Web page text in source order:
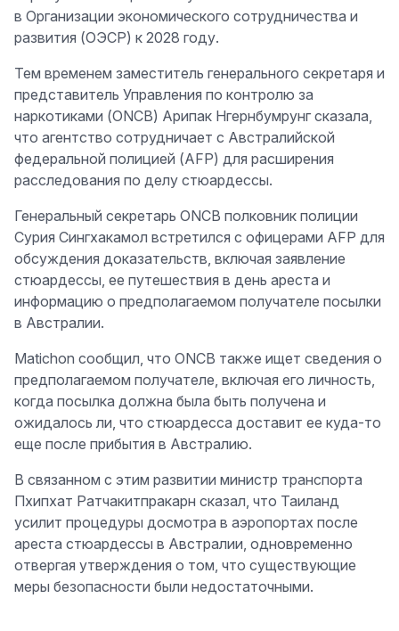
в Организации экономического сотрудничества и
развития (ОЭСР) к 2028 году.
Тем временем заместитель генерального секретаря и
представитель Управления по контролю за
наркотиками (ONCB) Арипак Нгернбумрунг сказала,
что агентство сотрудничает с Австралийской
федеральной полицией (AFP) для расширения
расследования по делу стюардессы.
Генеральный секретарь ONCB полковник полиции
Сурия Сингхакамол встретился с офицерами AFP для
обсуждения доказательств, включая заявление
стюардессы, ее путешествия в день ареста и
информацию о предполагаемом получателе посылки
в Австралии.
Matichon сообщил, что ONCB также ищет сведения о
предполагаемом получателе, включая его личность,
когда посылка должна была быть получена и
ожидалось ли, что стюардесса доставит ее куда-то
еще после прибытия в Австралию.
В связанном с этим развитии министр транспорта
Пхипхат Ратчакитпракарн сказал, что Таиланд
усилит процедуры досмотра в аэропортах после
ареста стюардессы в Австралии, одновременно
отвергая утверждения о том, что существующие
меры безопасности были недостаточными.